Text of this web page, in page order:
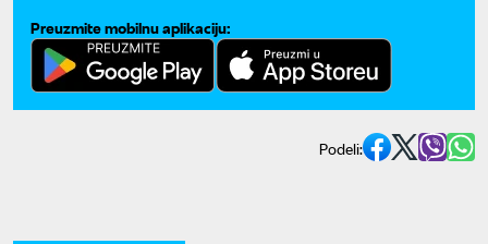
Preuzmite mobilnu aplikaciju:
Podeli: